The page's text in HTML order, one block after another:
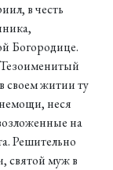
в честь
Богородице.
своем житии ту
неся
на
Решительно
святой муж в